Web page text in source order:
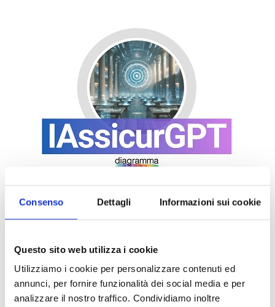
Consenso Dettagli Informazioni sui cookie
Questo sito web utilizza i cookie
Utilizziamo i cookie per personalizzare contenuti ed
annunci, per fornire funzionalità dei social media e per
analizzare il nostro traffico. Condividiamo inoltre